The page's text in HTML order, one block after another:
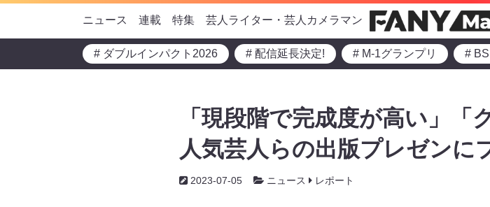
ニュース 連載 特集 芸人ライター・芸人カメラマン
# ダブルインパクト2026 # 配信延長決定! # M-1グランプリ #
「現段階で完成度が高い」
人気芸人らの出版プレゼンに
2023-07-05 ニュース レポート